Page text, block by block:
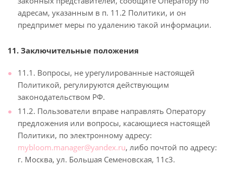
адресам, указанным в п. 11.2 Политики, и он
предпримет меры по удалению такой информации.
11. Заключительные положения
11.1. Вопросы, не урегулированные настоящей
Политикой, регулируются действующим
законодательством РФ.
11.2. Пользователи вправе направлять Оператору
предложения или вопросы, касающиеся настоящей
Политики, по электронному адресу:
mybloom.manager@yandex.ru, либо почтой по адресу:
г. Москва, ул. Большая Семеновская, 11с3.